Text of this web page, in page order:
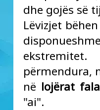
dhe gojës së
Lëvizjet
përmendura,
në lojërat
"ai".